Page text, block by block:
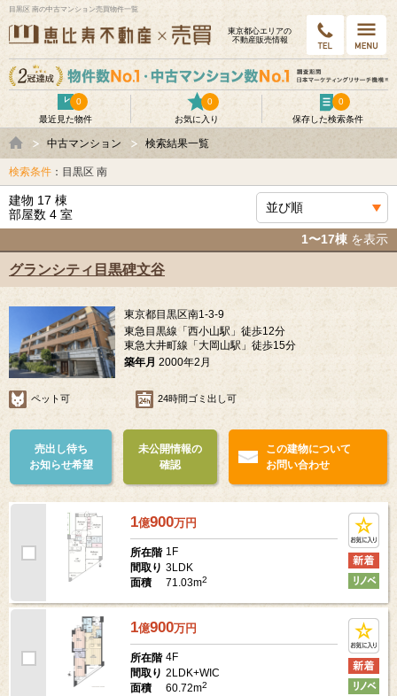
目黒区 南の中古マンション売買物件一覧
東京都⼼エリアの
不動産販売情報
最近見た物件
0
お気に入り
0
保存した検索条件
0
中古マンション 検索結果一覧
検索条件 ：目黒区 南
建物 17 棟
部屋数 4 室
1〜17棟 を表示
グランシティ目黒碑文谷
東京都目黒区南1-3-9
東急目黒線「西小山駅」徒歩12分
東急大井町線「大岡山駅」徒歩15分
築年月 2000年2月
ペット可 24時間ゴミ出し可
売出し待ち
お知らせ希望
未公開情報の
確認
この建物について
お問い合わせ
1億900万円
所在階 1F
間取り 3LDK
面積
71.03m2
1億900万円
所在階 4F
間取り 2LDK+WIC
面積
60.72m2